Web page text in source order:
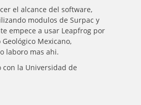
el alcance del software,
modulos de Surpac y
empece a usar Leapfrog por
Mexicano,
laboro mas ahi.
la Universidad de